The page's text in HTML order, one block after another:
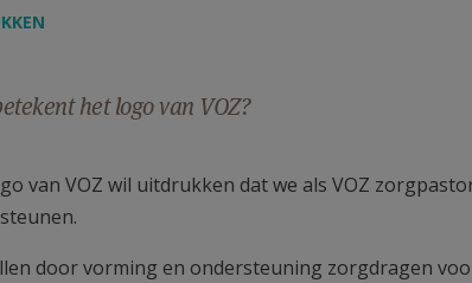
het logo van VOZ?
van VOZ wil uitdrukken dat we als VOZ
door vorming en ondersteuning zorgdragen